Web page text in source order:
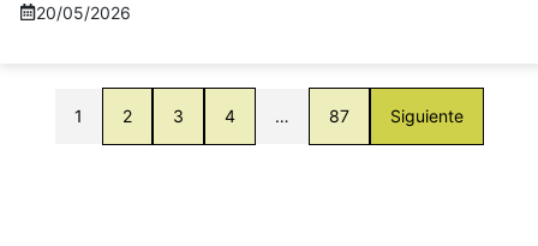
20/05/2026
1 2 3 4 … 87 Siguiente